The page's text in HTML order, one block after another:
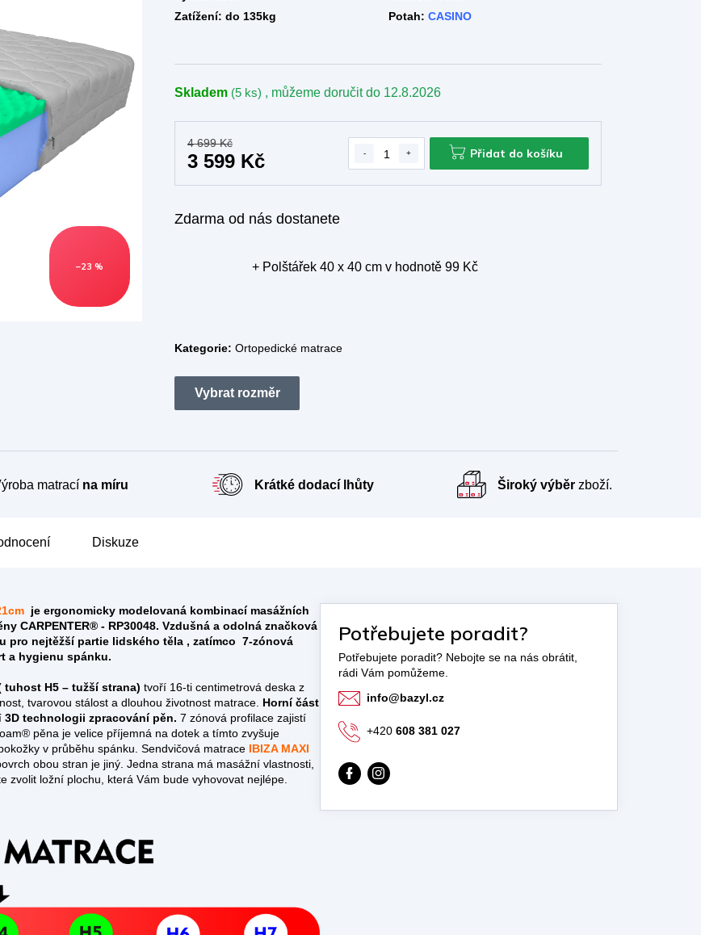
–23 %
Skladem (5 ks) , můžeme doručit do 12.8.2026
Zdarma od nás dostanete
+ Polštářek 40 x 40 cm v hodnotě 99 Kč
Zatížení: do 135kg Potah: CASINO
Kategorie: Ortopedické matrace
4 699 Kč
3 599 Kč Přidat do košíku
matrací na míru Krátké dodací lhůty Široký výběrzboží.
Diskuze
je ergonomicky modelovaná kombinací masážních
CARPENTER® - RP30048. Vzdušná a odolná značková
pro nejtěžší partie lidského těla , zatímco 7-zónová
a hygienu spánku.
tuhost H5 – tužší strana) tvoří 16-ti centimetrová deska z
tvarovou stálost a dlouhou životnost matrace. Horní část
3D technologii zpracování pěn. 7 zónová profilace zajistí
pěna je velice příjemná na dotek a tímto zvyšuje
v průběhu spánku. Sendvičová matrace IBIZA MAXI
obou stran je jiný. Jedna strana má masážní vlastnosti,
ložní plochu, která Vám bude vyhovovat nejlépe.
Potřebujete poradit?
info@bazyl.cz
+420608 381 027